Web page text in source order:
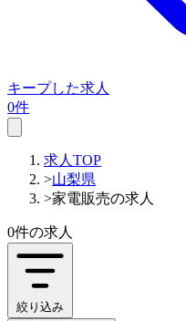
キープした求人
0件
求人TOP
>山梨県
>家電販売の求人
0件の求人
絞り込み